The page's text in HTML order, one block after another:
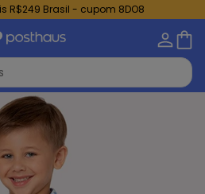
R$249 Brasil - cupom 8DO8